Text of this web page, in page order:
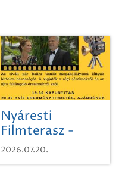
Nyáresti
Filmterasz -
Beugró a
Paradicsomba
2026.07.20.